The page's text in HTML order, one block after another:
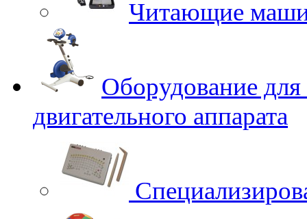
Читающие
Оборудование
двигательного аппарата